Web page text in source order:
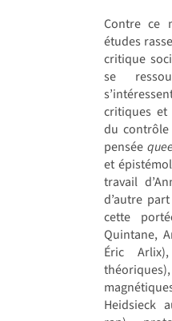
Contre ce
études
critique
se
critiques
du contrôle
pensée
et
travail
d’autre
cette
Quintane,
Éric
Heidsieck